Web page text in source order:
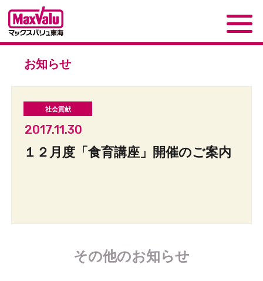
お知らせ
2017.11.30
１２月度「食育講座」開催のご案内
その他のお知らせ